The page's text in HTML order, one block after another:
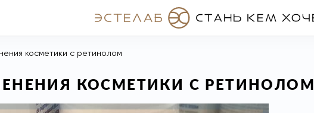
косметики с ретинолом
КОСМЕТИКИ С РЕТИНОЛОМ